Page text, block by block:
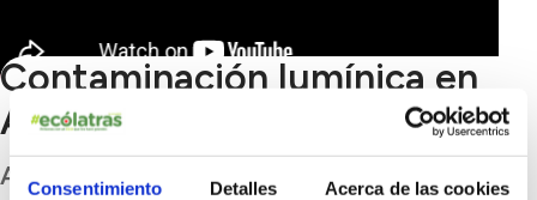
Consentimiento Detalles Acerca de las cookies
Contaminación lumínica en
Almería
Almería